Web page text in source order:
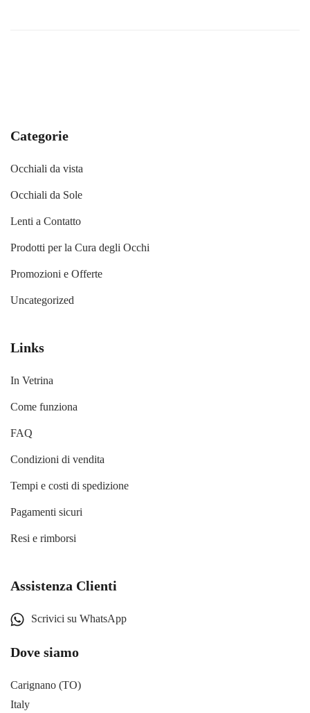
Categorie
Occhiali da vista
Occhiali da Sole
Lenti a Contatto
Prodotti per la Cura degli Occhi
Promozioni e Offerte
Uncategorized
Links
In Vetrina
Come funziona
FAQ
Condizioni di vendita
Tempi e costi di spedizione
Pagamenti sicuri
Resi e rimborsi
Assistenza Clienti
Scrivici su WhatsApp
Dove siamo
Carignano (TO)
Italy